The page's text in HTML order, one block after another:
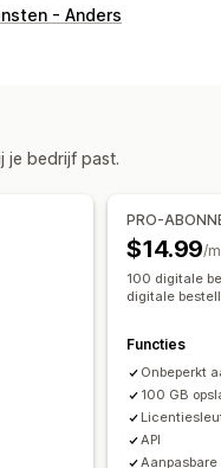
Analytics
- Anders
je bedrijf past.
PRO-
$14.99/
100 digitale
digitale
Functies
Onbeperkt
100 GB
API